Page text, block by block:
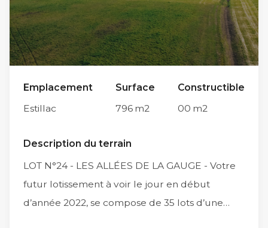
Emplacement
Estillac
Surface
796 m2
Constructible
00 m2
Description du terrain
LOT N°24 - LES ALLÉES DE LA GAUGE - Votre
futur lotissement à voir le jour en début
d’année 2022, se compose de 35 lots d’une